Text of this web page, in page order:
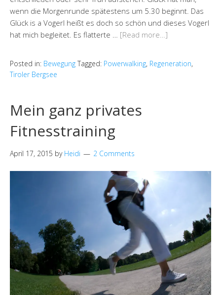
wenn die Morgenrunde spätestens um 5.30 beginnt. Das
Glück is a Vogerl heißt es doch so schön und dieses Vogerl
hat mich begleitet. Es flatterte … [Read more…]
Posted in: Bewegung Tagged: Powerwalking, Regeneration,
Tiroler Bergsee
Mein ganz privates
Fitnesstraining
April 17, 2015 by Heidi 2 Comments